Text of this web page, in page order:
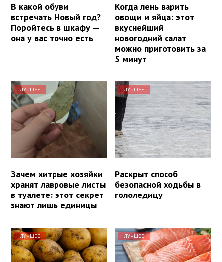
В какой обуви
встречать Новый год?
Поройтесь в шкафу —
она у вас точно есть
Когда лень варить
овощи и яйца: этот
вкуснейший
новогодний салат
можно приготовить за
5 минут
ЛУЧШЕЕ
Зачем хитрые хозяйки
хранят лавровые листы
в туалете: этот секрет
знают лишь единицы
ЛУЧШЕЕ
Раскрыт способ
безопасной ходьбы в
гололедицу
ЛУЧШЕЕ ЛУЧШЕЕ